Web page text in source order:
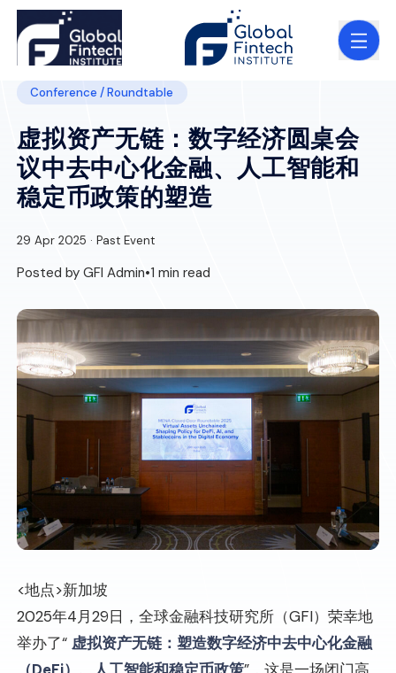
Conference / Roundtable
虚拟资产无链：数字经济圆桌会
议中去中心化金融、人工智能和
稳定币政策的塑造
29 Apr 2025 · Past Event
Posted by GFI Admin•1 min read
<地点>新加坡
2025年4月29日，全球金融科技研究所（GFI）荣幸地
举办了“虚拟资产无链：塑造数字经济中去中心化金融